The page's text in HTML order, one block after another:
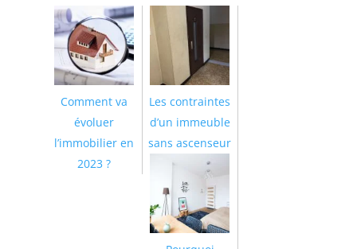
Comment va
évoluer
l’immobilier en
2023 ?
Les contraintes
d’un immeuble
sans ascenseur